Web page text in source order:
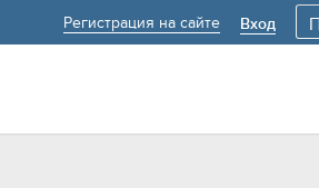
Регистрация на сайте Вход